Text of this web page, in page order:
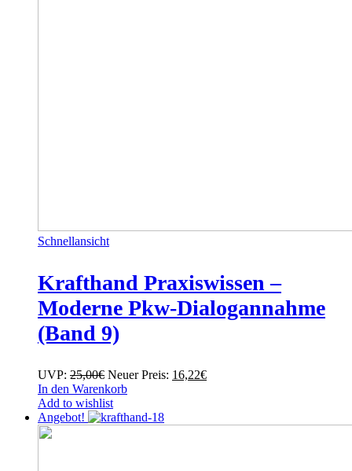
Schnellansicht
Krafthand Praxiswissen –
Moderne Pkw-Dialogannahme
(Band 9)
UVP: 25,00€ Ursprünglicher
Preis
war:
25,00€
Neuer Preis: 16,22€Aktueller
In den Warenkorb
Add to wishlist
Angebot!